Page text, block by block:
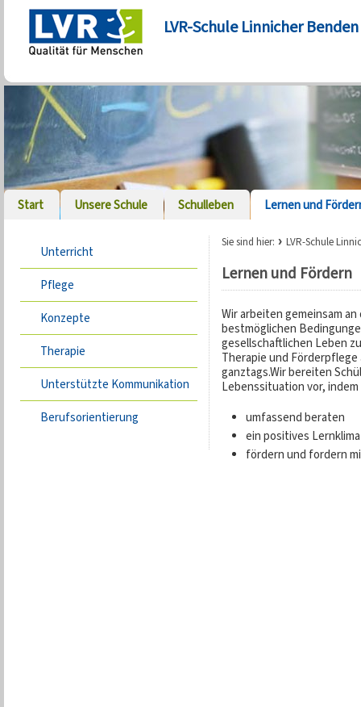
LVR-Schule Linnicher Benden
Start Unsere Schule Schulleben Lernen und
Unterricht
Pflege
Konzepte
Therapie
Unterstützte Kommunikation
Berufsorientierung
Sie sind hier: LVR-Schule
Lernen und Fördern
Wir arbeiten gemeinsam
bestmöglichen
gesellschaftlichen Leben
Therapie und
ganztags.Wir bereiten
Lebenssituation vor, indem
umfassend beraten
ein positives
fördern und fordern